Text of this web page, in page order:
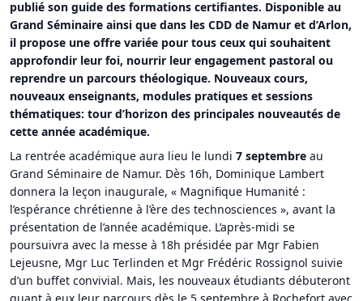
publié son guide des formations certifiantes. Disponible au
Grand Séminaire ainsi que dans les CDD de Namur et d’Arlon,
il propose une offre variée pour tous ceux qui souhaitent
approfondir leur foi, nourrir leur engagement pastoral ou
reprendre un parcours théologique. Nouveaux cours,
nouveaux enseignants, modules pratiques et sessions
thématiques: tour d’horizon des principales nouveautés de
cette année académique.
La rentrée académique aura lieu le lundi 7 septembre au
Grand Séminaire de Namur. Dès 16h, Dominique Lambert
donnera la leçon inaugurale, « Magnifique Humanité :
l’espérance chrétienne à l’ère des technosciences », avant la
présentation de l’année académique. L’après-midi se
poursuivra avec la messe à 18h présidée par Mgr Fabien
Lejeusne, Mgr Luc Terlinden et Mgr Frédéric Rossignol suivie
d’un buffet convivial. Mais, les nouveaux étudiants débuteront